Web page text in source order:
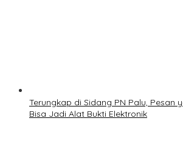
Terungkap di Sidang PN Palu, Pesan
Bisa Jadi Alat Bukti Elektronik